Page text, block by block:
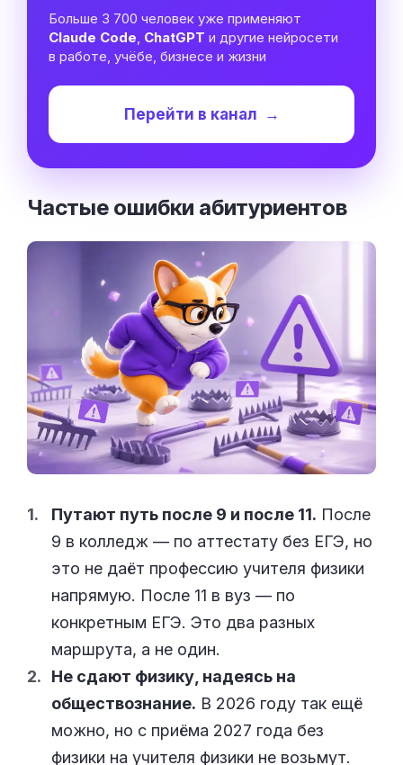
Больше 3 700 человек уже применяют
Claude Code ChatGPT и другие нейросети
в работе, учёбе, бизнесе и жизни
Перейти в канал →
Частые ошибки абитуриентов
Путают путь после 9 и после 11. После
9 в колледж — по аттестату без ЕГЭ, но
это не даёт профессию учителя физики
напрямую. После 11 в вуз — по
конкретным ЕГЭ. Это два разных
маршрута, а не один.
Не сдают физику, надеясь на
обществознание. В 2026 году так ещё
можно, но с приёма 2027 года без
физики на учителя физики не возьмут.